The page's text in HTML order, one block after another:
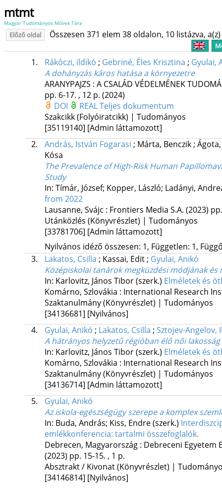
mtmt
Magyar Tudományos Művek Tára
Előző oldal Összesen 371 elem 38 oldalon, 10 listázva,
1. Rákóczi, ildikó ; Gebriné, Éles Krisztina ; Gyulai,
A dohányzás káros hatása a környezetre
ARANYPAJZS : A CSALÁD VÉDELMÉNEK
pp. 6-17. , 12 p. (2024)
DOI
REALTeljes dokumentum
Szakcikk (Folyóiratcikk) | Tudományos
[35119140] [Admin láttamozott]
2.
András, István Fogarasi ; Márta, Benczik;
Kósa
The Prevalence of High-Risk Human
Study
In: Tímár, József; Kopper, László; Ladányi,
from 2022
Lausanne, Svájc : Frontiers Media S.A. (2023)
Utánközlés (Könyvrészlet) | Tudományos
[33781706] [Admin láttamozott]
Nyilvános idéző összesen: 1, Független: 1,
3.
Lakatos, Csilla ; Kassai, Edit; Gyulai, Anikó
Középiskolai tanárok megküzdési módjának
In: Karlovitz, János Tibor (szerk.) Elméletek és
Komárno, Szlovákia : International Research
Szaktanulmány (Könyvrészlet) | Tudományos
[34136681] [Nyilvános]
4.
Gyulai, Anikó ; Lakatos, Csilla ; Sztojev-Angelov,
A hátrányos helyzetű régióban élő női
In: Karlovitz, János Tibor (szerk.) Elméletek és
Komárno, Szlovákia : International Research
Szaktanulmány (Könyvrészlet) | Tudományos
[34136714] [Admin láttamozott]
5.
Gyulai, Anikó
Az iskola-egészségügy szerepe a komplex
In: Buda, András; Kiss, Endre (szerk.)
emlékkonferencia: tartalmi összefoglalók.
Debrecen, Magyarország : Debreceni Egyetem
(2023) pp. 15-15. , 1 p.
Absztrakt / Kivonat (Könyvrészlet) |
[34146814] [Nyilvános]